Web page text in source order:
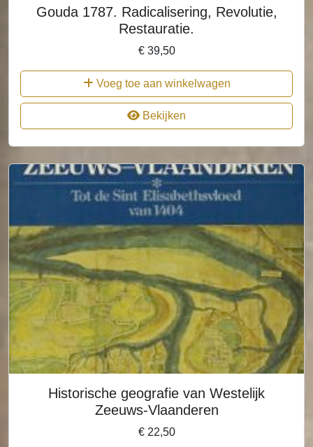
Gouda 1787. Radicalisering, Revolutie,
Restauratie.
€39,50
Voeg toe aan winkelwagen
Bekijken
Historische geografie van Westelijk
Zeeuws-Vlaanderen
€22,50